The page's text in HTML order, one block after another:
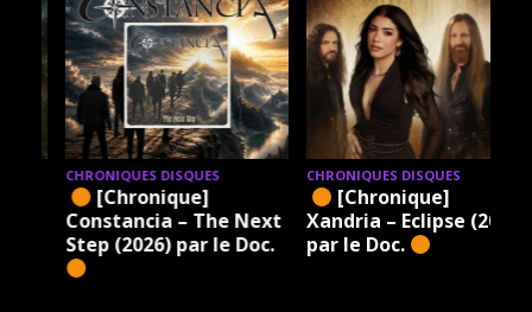
CHRONIQUES DISQUES
[Chronique]
Constancia – The Next
Step (2026) par le Doc.
CHRONIQUES DISQUES
[Chronique]
Xandria – Eclipse (2026)
par le Doc.